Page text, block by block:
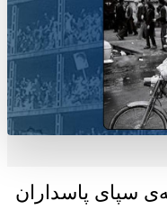
سپای پاسداران